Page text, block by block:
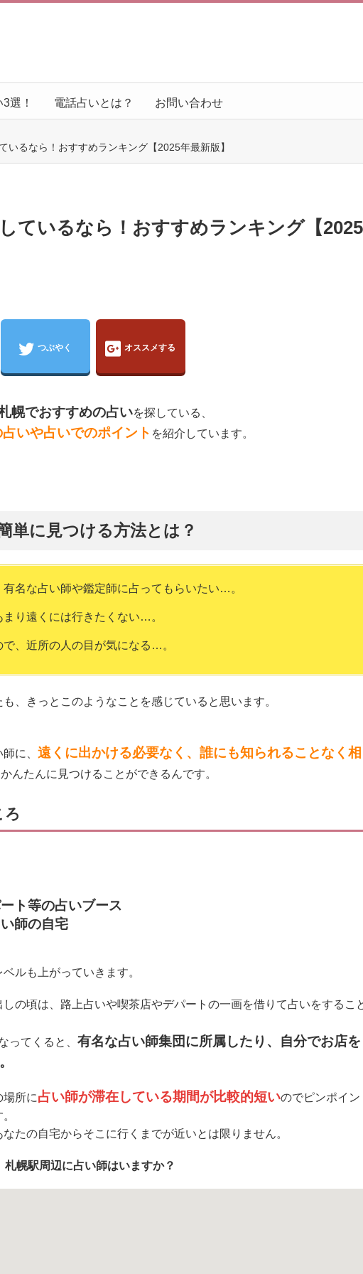
選！ 電話占いとは？ お問い合わせ
いるなら！おすすめランキング【2025年最新版】
ているなら！おすすめランキング【2025
つぶやく オススメする
幌でおすすめの占いを探している、
いや占いでのポイント を紹介しています。
単に見つける方法とは？
名な占い師や鑑定師に占ってもらいたい…。
り遠くには行きたくない…。
、近所の人の目が気になる…。
、きっとこのようなことを感じていると思います。
に、 遠くに出かける必要なく、誰にも知られることなく相
んたんに見つけることができるんです。
ろ
ト等の占いブース
師の自宅
ルも上がっていきます。
の頃は、路上占いや喫茶店やデパートの一画を借りて占いをするこ
ってくると、 有名な占い師集団に所属したり、自分でお店を
所に占い師が滞在している期間が比較的短いのでピンポイン
たの自宅からそこに行くまでが近いとは限りません。
札幌駅周辺に占い師はいますか？